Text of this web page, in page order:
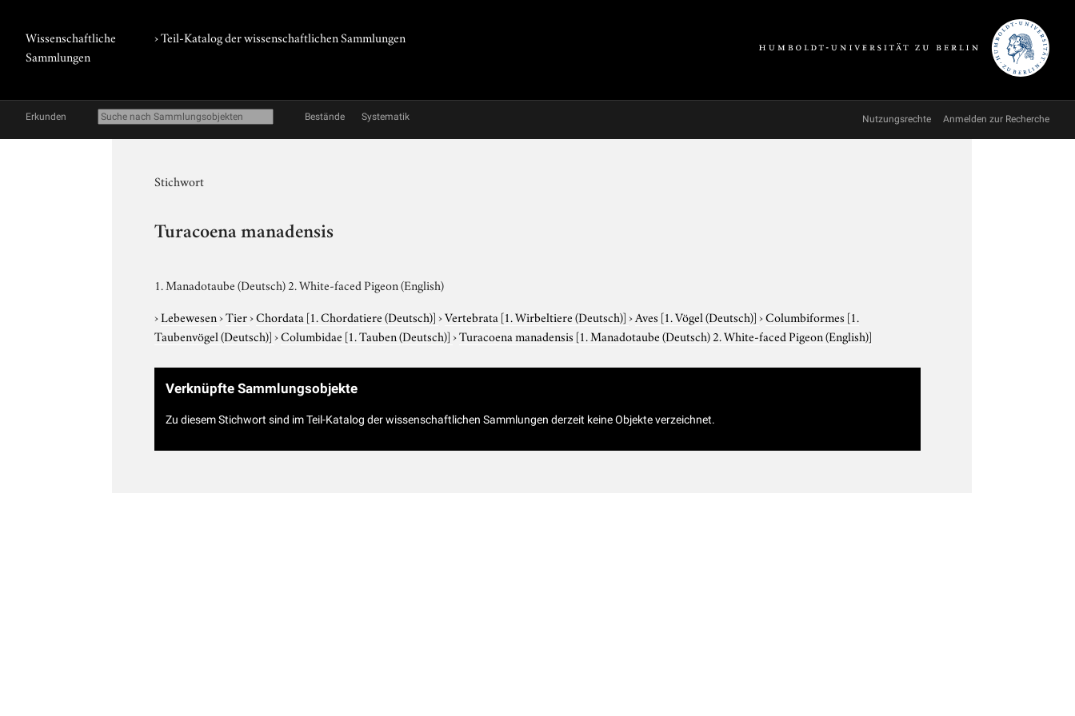
Wissenschaftliche
Sammlungen
› Teil-Katalog der wissenschaftlichen Sammlungen
Erkunden Bestände Systematik Nutzungsrechte Anmelden zur Recherche
Stichwort
Turacoena manadensis
1. Manadotaube (Deutsch) 2. White-faced Pigeon (English)
›Lebewesen›Tier›Chordata [1. Chordatiere (Deutsch)]›Vertebrata [1. Wirbeltiere (Deutsch)]›Aves [1. Vögel (Deutsch)]›Columbiformes [1.
Taubenvögel (Deutsch)]›Columbidae [1. Tauben (Deutsch)]›Turacoena manadensis [1. Manadotaube (Deutsch) 2. White-faced Pigeon (English)]
Verknüpfte Sammlungsobjekte
Zu diesem Stichwort sind im Teil-Katalog der wissenschaftlichen Sammlungen derzeit keine Objekte verzeichnet.